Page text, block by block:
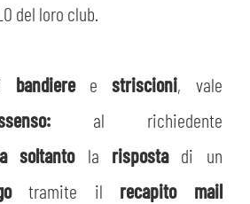
del loro club.
bandiereestriscioni, vale
al richiedente
soltantola rispostadi un
tramite il recapito mail